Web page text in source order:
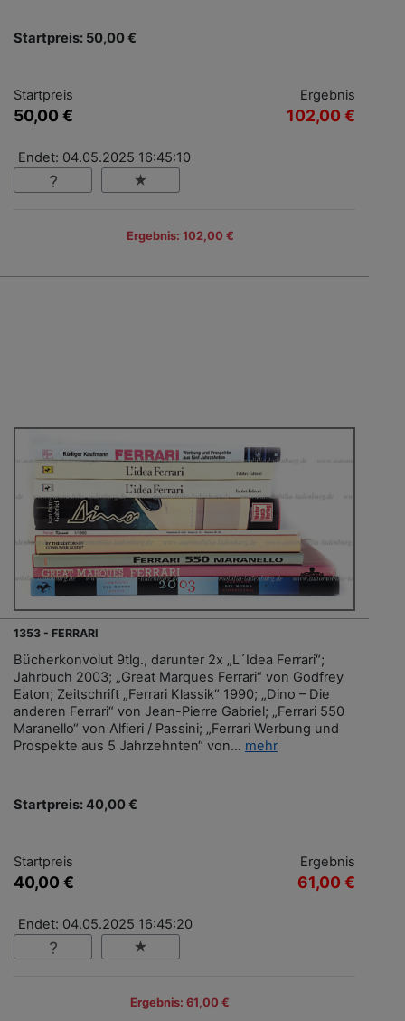
Startpreis: 50,00 €
Startpreis
50,00 €
Ergebnis
102,00 €
Endet: 04.05.2025 16:45:10
Ergebnis: 102,00 €
1353 - FERRARI
Bücherkonvolut 9tlg., darunter 2x „L´Idea Ferrari“;
Jahrbuch 2003; „Great Marques Ferrari“ von Godfrey
Eaton; Zeitschrift „Ferrari Klassik“ 1990; „Dino – Die
anderen Ferrari“ von Jean-Pierre Gabriel; „Ferrari 550
Maranello“ von Alfieri / Passini; „Ferrari Werbung und
Prospekte aus 5 Jahrzehnten“ von... mehr
Startpreis: 40,00 €
Startpreis
40,00 €
Ergebnis
61,00 €
Endet: 04.05.2025 16:45:20
Ergebnis: 61,00 €